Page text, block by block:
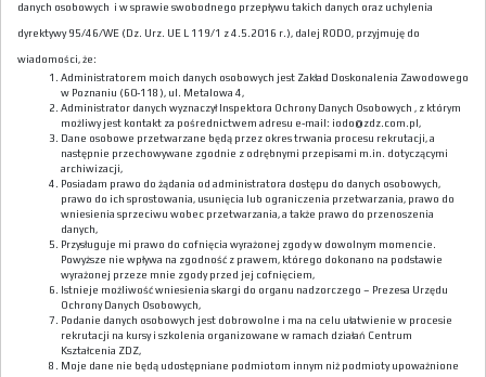
danych osobowych i w sprawie swobodnego przepływu takich danych oraz uchylenia
dyrektywy 95/46/WE (Dz. Urz. UE L 119/1 z 4.5.2016 r.), dalej RODO, przyjmuję do
wiadomości, że:
Administratorem moich danych osobowych jest Zakład Doskonalenia Zawodowego
w Poznaniu (60-118), ul. Metalowa 4,
Administrator danych wyznaczył Inspektora Ochrony Danych Osobowych , z którym
możliwy jest kontakt za pośrednictwem adresu e-mail: iodo@zdz.com.pl,
Dane osobowe przetwarzane będą przez okres trwania procesu rekrutacji, a
następnie przechowywane zgodnie z odrębnymi przepisami m.in. dotyczącymi
archiwizacji,
Posiadam prawo do żądania od administratora dostępu do danych osobowych,
prawo do ich sprostowania, usunięcia lub ograniczenia przetwarzania, prawo do
wniesienia sprzeciwu wobec przetwarzania, a także prawo do przenoszenia
danych,
Przysługuje mi prawo do cofnięcia wyrażonej zgody w dowolnym momencie.
Powyższe nie wpływa na zgodność z prawem, którego dokonano na podstawie
wyrażonej przeze mnie zgody przed jej cofnięciem,
Istnieje możliwość wniesienia skargi do organu nadzorczego – Prezesa Urzędu
Ochrony Danych Osobowych,
Podanie danych osobowych jest dobrowolne i ma na celu ułatwienie w procesie
rekrutacji na kursy i szkolenia organizowane w ramach działań Centrum
Kształcenia ZDZ,
Moje dane nie będą udostępniane podmiotom innym niż podmioty upoważnione